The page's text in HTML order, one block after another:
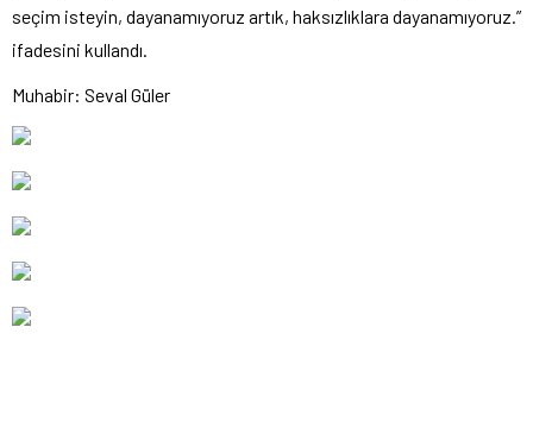
seçim isteyin, dayanamıyoruz artık, haksızlıklara dayanamıyoruz.”
ifadesini kullandı.
Muhabir: Seval Güler